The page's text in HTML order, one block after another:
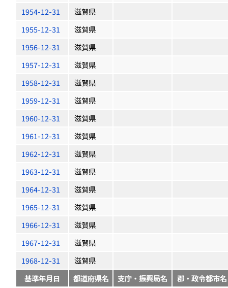
1954-12-31
滋賀県
1955-12-31
滋賀県
1956-12-31
滋賀県
1957-12-31
滋賀県
1958-12-31
滋賀県
1959-12-31
滋賀県
1960-12-31
滋賀県
1961-12-31
滋賀県
1962-12-31
滋賀県
1963-12-31
滋賀県
1964-12-31
滋賀県
1965-12-31
滋賀県
1966-12-31
滋賀県
1967-12-31
滋賀県
1968-12-31
滋賀県
基準年月日
都道府県名 支庁・振興局名 郡・政令都市名